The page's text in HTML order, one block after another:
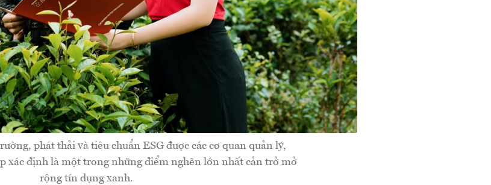
phát thải và tiêu chuẩn ESG được các cơ quan quản lý,
xác định là một trong những điểm nghẽn lớn nhất cản trở mở
rộng tín dụng xanh.